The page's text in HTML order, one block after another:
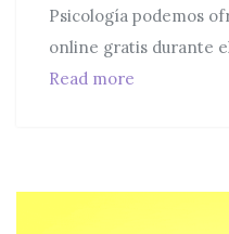
Psicología podemos
online gratis durante
Read more